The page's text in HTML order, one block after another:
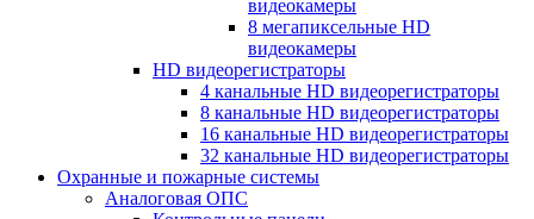
видеокамеры
8 мегапиксельные HD
видеокамеры
HD видеорегистраторы
4 канальные HD видеорегистраторы
8 канальные HD видеорегистраторы
16 канальные HD видеорегистраторы
32 канальные HD видеорегистраторы
Охранные и пожарные системы
Аналоговая ОПС